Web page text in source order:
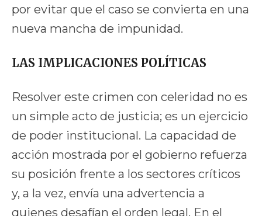
por evitar que el caso se convierta en una
nueva mancha de impunidad.
LAS IMPLICACIONES POLÍTICAS
Resolver este crimen con celeridad no es
un simple acto de justicia; es un ejercicio
de poder institucional. La capacidad de
acción mostrada por el gobierno refuerza
su posición frente a los sectores críticos
y, a la vez, envía una advertencia a
quienes desafían el orden legal. En el